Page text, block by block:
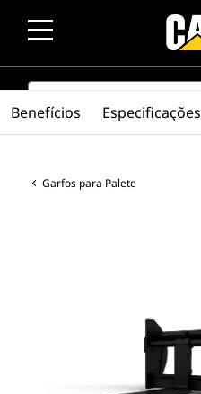
SEARCH
Garfos para Palete
Benefícios Especificações